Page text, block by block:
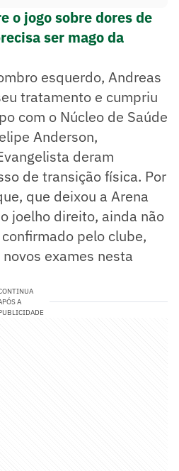
o jogo sobre dores de
ser mago da
esquerdo, Andreas
tratamento e cumpriu
com o Núcleo de Saúde
Anderson,
deram
de transição física. Por
que deixou a Arena
joelho direito, ainda não
pelo clube,
exames nesta
A